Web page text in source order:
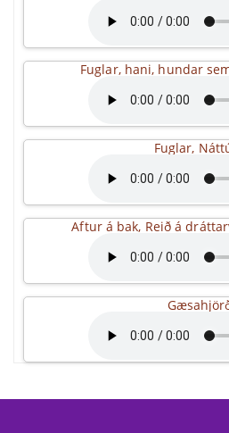
Fuglar, hani, hundar
Fuglar,
Aftur á bak, Reið á